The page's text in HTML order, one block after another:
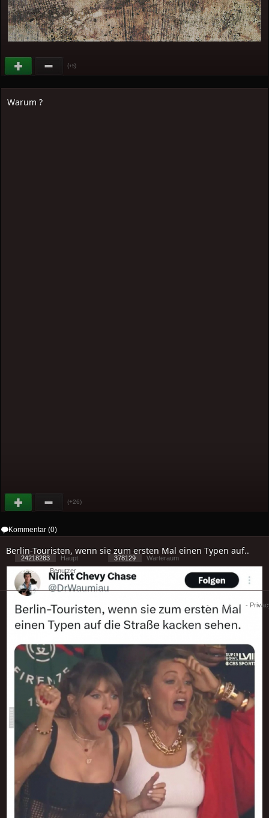
(+5)
Warum ?
(+26)
Kommentar (0)
Berlin-Touristen, wenn sie zum ersten Mal einen Typen auf..
24218283 Haupt 378129
Warteraum
26595
Benutzer [ 1 ] - ( 2.52 )
Cookies - Impressum -